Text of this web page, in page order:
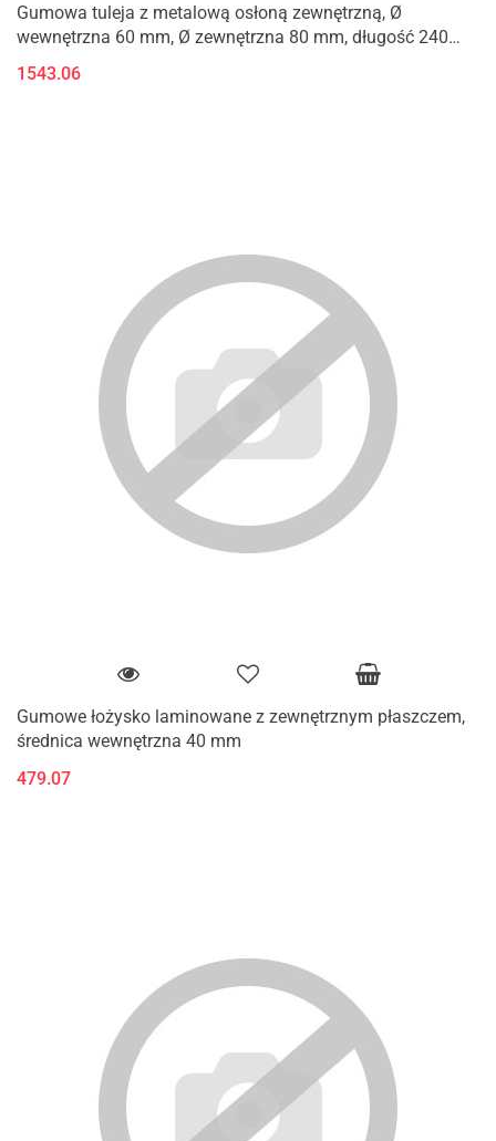
Gumowa tuleja z metalową osłoną zewnętrzną, Ø
wewnętrzna 60 mm, Ø zewnętrzna 80 mm, długość 240
1543.06
Gumowe łożysko laminowane z zewnętrznym płaszczem,
średnica wewnętrzna 40 mm
479.07